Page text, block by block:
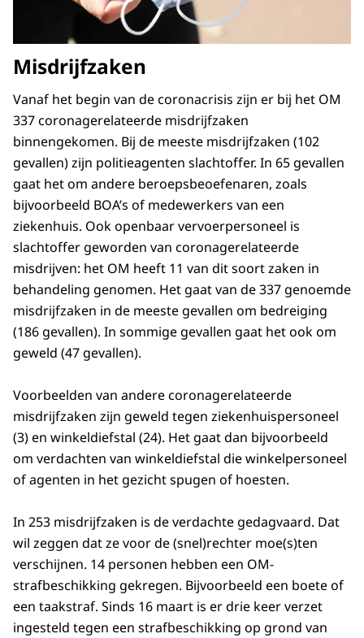
Misdrijfzaken
Vanaf het begin van de coronacrisis zijn er bij het OM
337 coronagerelateerde misdrijfzaken
binnengekomen. Bij de meeste misdrijfzaken (102
gevallen) zijn politieagenten slachtoffer. In 65 gevallen
gaat het om andere beroepsbeoefenaren, zoals
bijvoorbeeld BOA’s of medewerkers van een
ziekenhuis. Ook openbaar vervoerpersoneel is
slachtoffer geworden van coronagerelateerde
misdrijven: het OM heeft 11 van dit soort zaken in
behandeling genomen. Het gaat van de 337 genoemde
misdrijfzaken in de meeste gevallen om bedreiging
(186 gevallen). In sommige gevallen gaat het ook om
geweld (47 gevallen).
Voorbeelden van andere coronagerelateerde
misdrijfzaken zijn geweld tegen ziekenhuispersoneel
(3) en winkeldiefstal (24). Het gaat dan bijvoorbeeld
om verdachten van winkeldiefstal die winkelpersoneel
of agenten in het gezicht spugen of hoesten.
In 253 misdrijfzaken is de verdachte gedagvaard. Dat
wil zeggen dat ze voor de (snel)rechter moe(s)ten
verschijnen. 14 personen hebben een OM-
strafbeschikking gekregen. Bijvoorbeeld een boete of
een taakstraf. Sinds 16 maart is er drie keer verzet
ingesteld tegen een strafbeschikking op grond van